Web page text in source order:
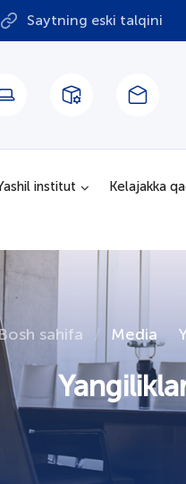
Saytning eski talqini
institut Kelajakka
Bosh sahifa Media